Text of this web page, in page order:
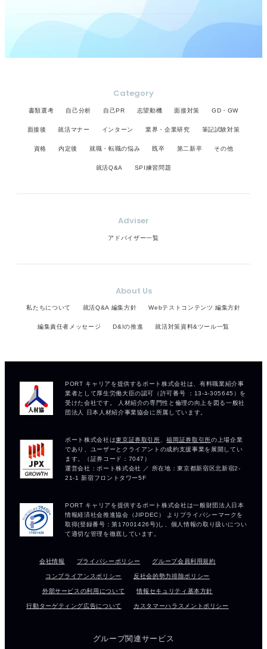
Category
書類選考 自己分析 自己PR 志望動機 面接対策 GD・GW
面接後 就活マナー インターン 業界・企業研究 筆記試験対策
資格 内定後 就職・転職の悩み 既卒 第二新卒 その他
就活Q&A SPI練習問題
Adviser
アドバイザー一覧
About Us
私たちについて 就活Q&A 編集方針 Webテストコンテンツ 編集方針
編集責任者メッセージ D&Iの推進 就活対策資料&ツール一覧
会社情報 プライバシーポリシー グループ会員利用規約
コンプライアンスポリシー 反社会的勢力排除ポリシー
外部サービスの利用について 情報セキュリティ基本方針
行動ターゲティング広告について カスタマーハラスメントポリシー